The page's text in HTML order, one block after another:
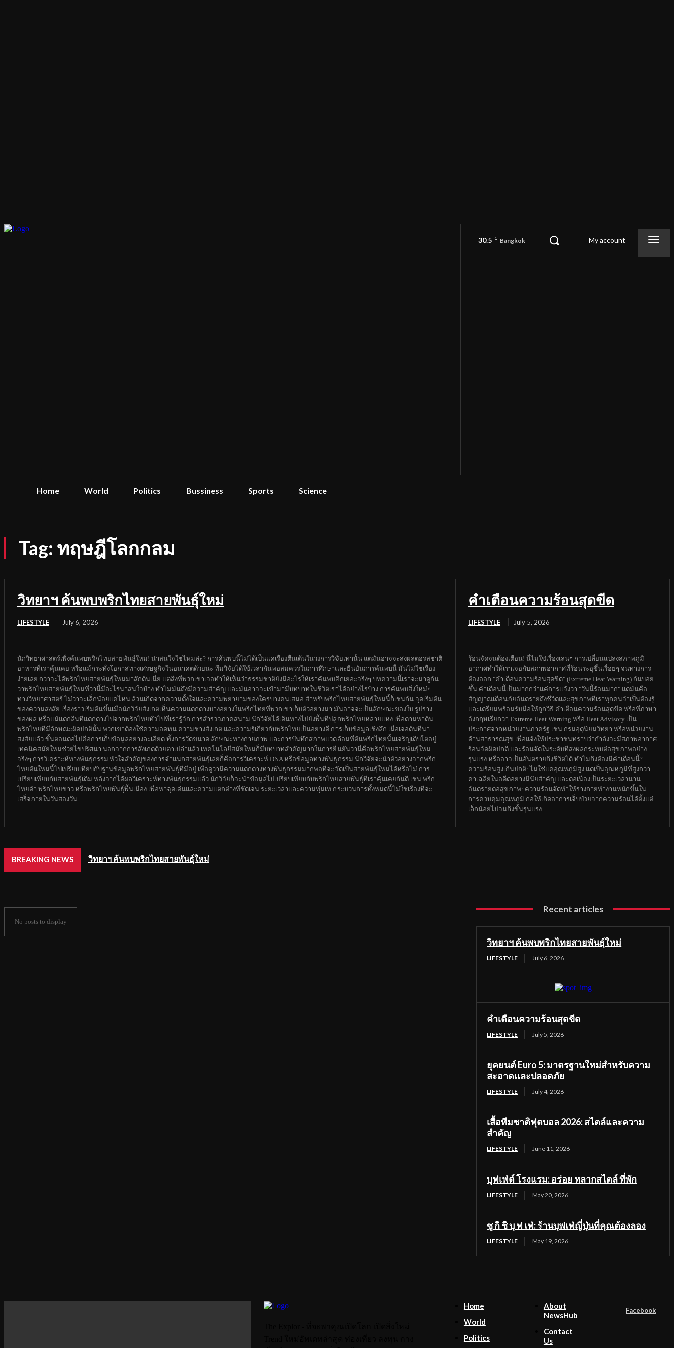
30.5 C Bangkok My account
Home World Politics Bussiness Sports Science
Tag: ทฤษฎีโลกกลม
วิทยาฯ ค้นพบพริกไทยสายพันธุ์ใหม่
LIFESTYLE July 6, 2026
นักวิทยาศาสตร์เพิ่งค้นพบพริกไทยสายพันธุ์ใหม่! น่าสนใจใช่ไหมล่ะ? การค้นพบนี้ไม่ได้เป็นแค่เรื่องตื่นเต้นในวงการวิจัยเท่านั้น แต่มันอาจจะส่งผลต่อรสชาติ
อาหารที่เราคุ้นเคย หรือแม้กระทั่งโอกาสทางเศรษฐกิจในอนาคตด้วยนะ ทีมวิจัยได้ใช้เวลากันพอสมควรในการศึกษาและยืนยันการค้นพบนี้ มันไม่ใช่เรื่อง
ง่ายเลย กว่าจะได้พริกไทยสายพันธุ์ใหม่มาสักต้นเนี่ย แต่สิ่งที่พวกเขาเจอทำให้เห็นว่าธรรมชาติยังมีอะไรให้เราค้นพบอีกเยอะจริงๆ บทความนี้เราจะมาดูกัน
ว่าพริกไทยสายพันธุ์ใหม่ที่ว่านี้มีอะไรน่าสนใจบ้าง ทำไมมันถึงมีความสำคัญ และมันอาจจะเข้ามามีบทบาทในชีวิตเราได้อย่างไรบ้าง การค้นพบสิ่งใหม่ๆ
ทางวิทยาศาสตร์ ไม่ว่าจะเล็กน้อยแค่ไหน ล้วนเกิดจากความตั้งใจและความพยายามของใครบางคนเสมอ สำหรับพริกไทยสายพันธุ์ใหม่นี้ก็เช่นกัน จุดเริ่มต้น
ของความสงสัย เรื่องราวเริ่มต้นขึ้นเมื่อนักวิจัยสังเกตเห็นความแตกต่างบางอย่างในพริกไทยที่พวกเขาเก็บตัวอย่างมา มันอาจจะเป็นลักษณะของใบ รูปร่าง
ของผล หรือแม้แต่กลิ่นที่แตกต่างไปจากพริกไทยทั่วไปที่เรารู้จัก การสำรวจภาคสนาม นักวิจัยได้เดินทางไปยังพื้นที่ปลูกพริกไทยหลายแห่ง เพื่อตามหาต้น
พริกไทยที่มีลักษณะผิดปกตินั้น พวกเขาต้องใช้ความอดทน ความช่างสังเกต และความรู้เกี่ยวกับพริกไทยเป็นอย่างดี การเก็บข้อมูลเชิงลึก เมื่อเจอต้นที่น่า
สงสัยแล้ว ขั้นตอนต่อไปคือการเก็บข้อมูลอย่างละเอียด ทั้งการวัดขนาด ลักษณะทางกายภาพ และการบันทึกสภาพแวดล้อมที่ต้นพริกไทยนั้นเจริญเติบโตอยู่
เทคนิคสมัยใหม่ช่วยไขปริศนา นอกจากการสังเกตด้วยตาเปล่าแล้ว เทคโนโลยีสมัยใหม่ก็มีบทบาทสำคัญมากในการยืนยันว่านี่คือพริกไทยสายพันธุ์ใหม่
จริงๆ การวิเคราะห์ทางพันธุกรรม หัวใจสำคัญของการจำแนกสายพันธุ์เลยก็คือการวิเคราะห์ DNA หรือข้อมูลทางพันธุกรรม นักวิจัยจะนำตัวอย่างจากพริก
ไทยต้นใหม่นี้ไปเปรียบเทียบกับฐานข้อมูลพริกไทยสายพันธุ์ที่มีอยู่ เพื่อดูว่ามีความแตกต่างทางพันธุกรรมมากพอที่จะจัดเป็นสายพันธุ์ใหม่ได้หรือไม่ การ
เปรียบเทียบกับสายพันธุ์เดิม หลังจากได้ผลวิเคราะห์ทางพันธุกรรมแล้ว นักวิจัยก็จะนำข้อมูลไปเปรียบเทียบกับพริกไทยสายพันธุ์ที่เราคุ้นเคยกันดี เช่น พริก
ไทยดำ พริกไทยขาว หรือพริกไทยพันธุ์พื้นเมือง เพื่อหาจุดเด่นและความแตกต่างที่ชัดเจน ระยะเวลาและความทุ่มเท กระบวนการทั้งหมดนี้ไม่ใช่เรื่องที่จะ
เสร็จภายในวันสองวัน...
คำเตือนความร้อนสุดขีด
LIFESTYLE July 5, 2026
ร้อนจัดจนต้องเตือน! นี่ไม่ใช่เรื่องเล่นๆ การเปลี่ยนแปลงสภาพภูมิ
อากาศทำให้เราเจอกับสภาพอากาศที่ร้อนระอุขึ้นเรื่อยๆ จนทางการ
ต้องออก "คำเตือนความร้อนสุดขีด" (Extreme Heat Warning) กันบ่อย
ขึ้น คำเตือนนี้เป็นมากกว่าแค่การแจ้งว่า "วันนี้ร้อนมาก" แต่มันคือ
สัญญาณเตือนภัยอันตรายถึงชีวิตและสุขภาพที่เราทุกคนจำเป็นต้องรู้
และเตรียมพร้อมรับมือให้ถูกวิธี คำเตือนความร้อนสุดขีด หรือที่ภาษา
อังกฤษเรียกว่า Extreme Heat Warning หรือ Heat Advisory เป็น
ประกาศจากหน่วยงานภาครัฐ เช่น กรมอุตุนิยมวิทยา หรือหน่วยงาน
ด้านสาธารณสุข เพื่อแจ้งให้ประชาชนทราบว่ากำลังจะมีสภาพอากาศ
ร้อนจัดผิดปกติ และร้อนจัดในระดับที่ส่งผลกระทบต่อสุขภาพอย่าง
รุนแรง หรืออาจเป็นอันตรายถึงชีวิตได้ ทำไมถึงต้องมีคำเตือนนี้?
ความร้อนสูงเกินปกติ: ไม่ใช่แค่อุณหภูมิสูง แต่เป็นอุณหภูมิที่สูงกว่า
ค่าเฉลี่ยในอดีตอย่างมีนัยสำคัญ และต่อเนื่องเป็นระยะเวลานาน
อันตรายต่อสุขภาพ: ความร้อนจัดทำให้ร่างกายทำงานหนักขึ้นใน
การควบคุมอุณหภูมิ ก่อให้เกิดอาการเจ็บป่วยจากความร้อนได้ตั้งแต่
เล็กน้อยไปจนถึงขั้นรุนแรง ...
BREAKING NEWS วิทยาฯ ค้นพบพริกไทยสายพันธุ์ใหม่
No posts to display
Recent articles
วิทยาฯ ค้นพบพริกไทยสายพันธุ์ใหม่
LIFESTYLE July 6, 2026
คำเตือนความร้อนสุดขีด
LIFESTYLE July 5, 2026
ยุคยนต์ Euro 5: มาตรฐานใหม่สำหรับความ
สะอาดและปลอดภัย
LIFESTYLE July 4, 2026
เสื้อทีมชาติฟุตบอล 2026: สไตล์และความ
สำคัญ
LIFESTYLE June 11, 2026
บุฟเฟ่ต์ โรงแรม: อร่อย หลากสไตล์ ที่พัก
LIFESTYLE May 20, 2026
ซู กิ ชิ บุ ฟ เฟ่: ร้านบุฟเฟ่ญี่ปุ่นที่คุณต้องลอง
LIFESTYLE May 19, 2026
Home
World
Politics
About
NewsHub
Contact
Us
Facebook